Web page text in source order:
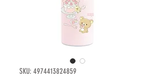
SKU: 4974413824859